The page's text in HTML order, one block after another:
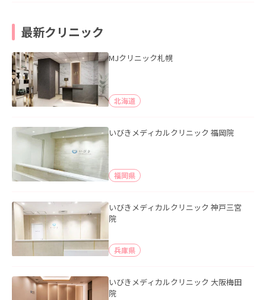
最新クリニック
MJクリニック札幌
北海道
いびきメディカルクリニック 福岡院
福岡県
いびきメディカルクリニック 神戸三宮
院
兵庫県
いびきメディカルクリニック 大阪梅田
院